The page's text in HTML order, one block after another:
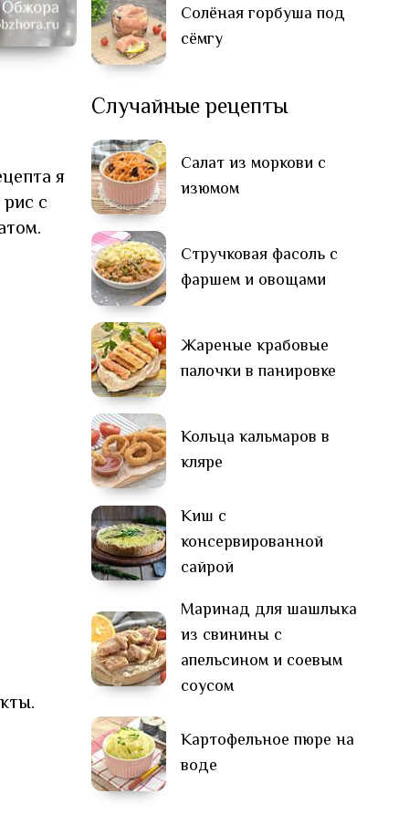
я
с
Солёная горбуша под
сёмгу
Случайные рецепты
Салат из моркови с
изюмом
Стручковая фасоль с
фаршем и овощами
Жареные крабовые
палочки в панировке
Кольца кальмаров в
кляре
Киш с
консервированной
сайрой
Маринад для шашлыка
из свинины с
апельсином и соевым
соусом
Картофельное пюре на
воде